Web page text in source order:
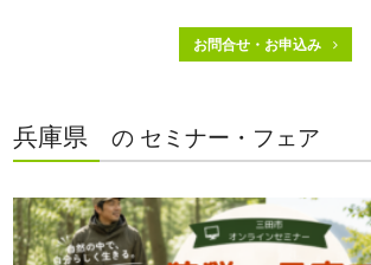
お問合せ・お申込み
兵庫県 の セミナー・フェア